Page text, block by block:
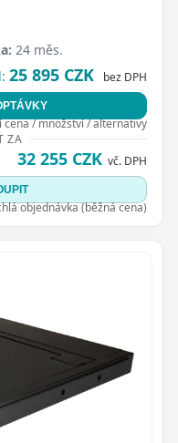
24 měs.
25 895 CZK bez DPH
cena / množství / alternativy
ZA
32 255 CZK vč. DPH
objednávka (běžná cena)